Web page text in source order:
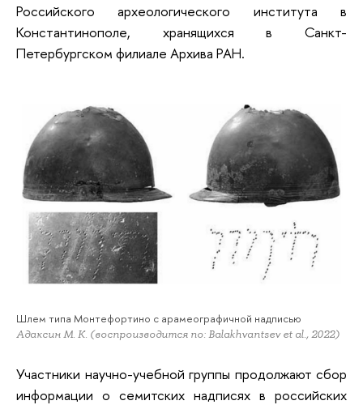
Российского археологического института в
Константинополе, хранящихся в Санкт-
Петербургском филиале Архива РАН.
Шлем типа Монтефортино с арамеографичной надписью
Адаксин М. К. (воспроизводится по: Balakhvantsev et al., 2022)
Участники научно-учебной группы продолжают сбор
информации о семитских надписях в российских